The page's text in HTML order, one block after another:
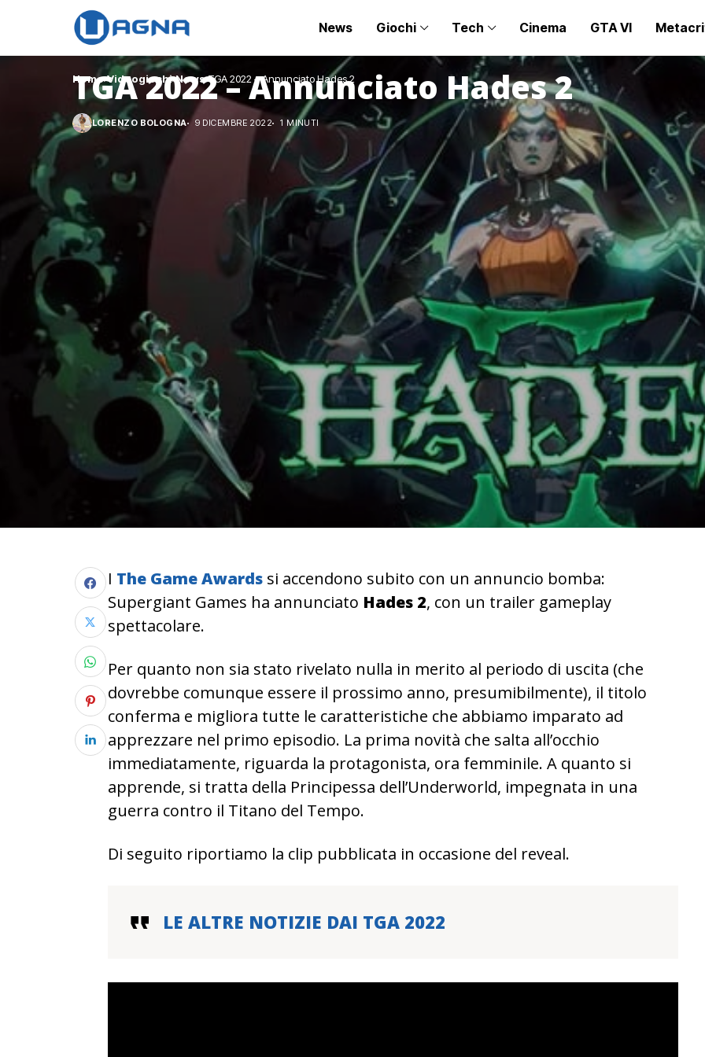
News Giochi Tech Cinema GTA VI
Home Videogiochi News TGA 2022 – Annunciato Hades 2
TGA 2022 – Annunciato Hades 2
LORENZO BOLOGNA 9 DICEMBRE 2022 1 MINUTI
I The Game Awards si accendono subito con un annuncio bomba:
Supergiant Games ha annunciato Hades 2, con un trailer gameplay
spettacolare.
Per quanto non sia stato rivelato nulla in merito al periodo di uscita (che
dovrebbe comunque essere il prossimo anno, presumibilmente), il titolo
conferma e migliora tutte le caratteristiche che abbiamo imparato ad
apprezzare nel primo episodio. La prima novità che salta all’occhio
immediatamente, riguarda la protagonista, ora femminile. A quanto si
apprende, si tratta della Principessa dell’Underworld, impegnata in una
guerra contro il Titano del Tempo.
Di seguito riportiamo la clip pubblicata in occasione del reveal.
LE ALTRE NOTIZIE DAI TGA 2022